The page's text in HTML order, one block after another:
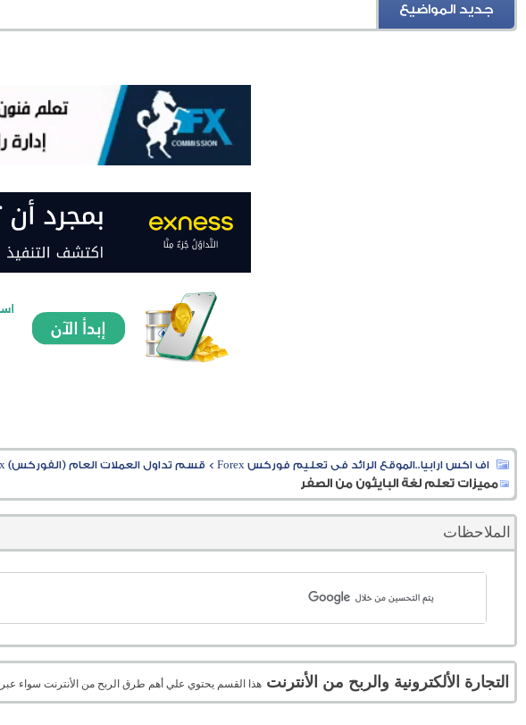
جديد المواضيع
اف اكس ارابيا..الموقع الرائد فى تعليم فوركس Forex > قسم تداول العملات العام (الفوركس) Forex
مميزات تعلم لغة البايثون من الصفر
الملاحظات
التجارة الألكترونية والربح من الأنترنت هذا القسم يحتوي علي أهم طرق الربح من الأنترنت سواء عبر